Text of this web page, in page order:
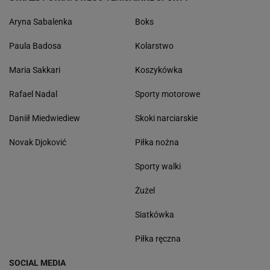
Aryna Sabalenka
Paula Badosa
Maria Sakkari
Rafael Nadal
Daniił Miedwiediew
Novak Djoković
Boks
Kolarstwo
Koszykówka
Sporty motorowe
Skoki narciarskie
Piłka nożna
Sporty walki
Żużel
Siatkówka
Piłka ręczna
SOCIAL MEDIA